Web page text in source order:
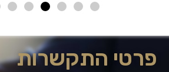
פרטי התקשרות